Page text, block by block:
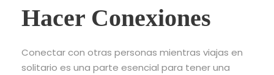
Hacer Conexiones
Conectar con otras personas mientras viajas en
solitario es una parte esencial para tener una